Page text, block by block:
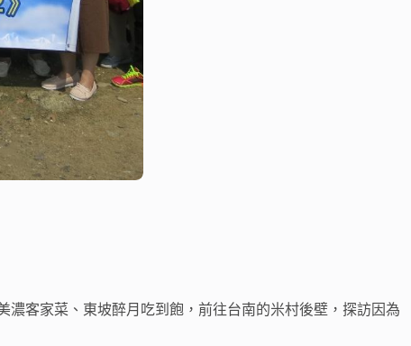
客家菜、東坡醉月吃到飽，前往台南的米村後壁，探訪因為